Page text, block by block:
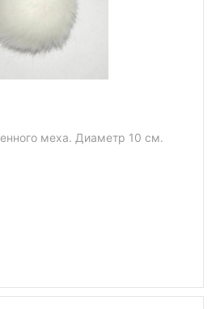
меха. Диаметр 10 см.